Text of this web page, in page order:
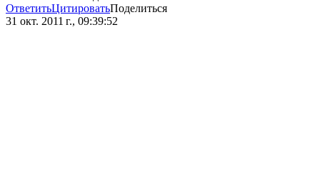
ОтветитьЦитироватьПоделиться
31 окт. 2011 г., 09:39:52